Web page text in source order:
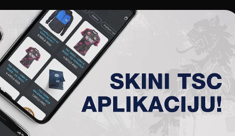
AKREDITACIJE KLUB AKADEMIJA ŽENSKI TIM